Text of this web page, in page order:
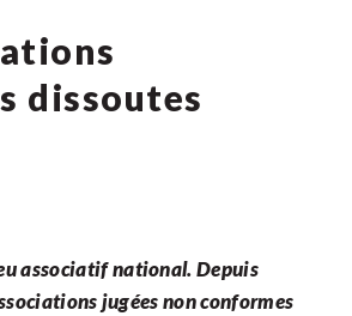
dissoutes
associatif national. Depuis
jugées non conformes